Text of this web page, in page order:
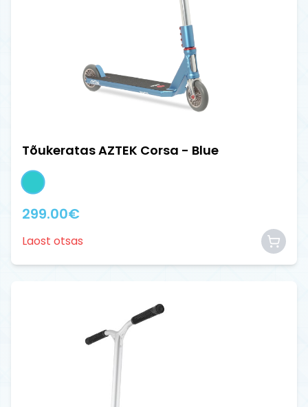
Tõukeratas AZTEK Corsa - Blue
299.00€
Laost otsas